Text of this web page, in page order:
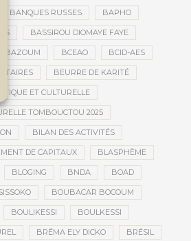
BANQUES RUSSES BAPHO
BASSIROU DIOMAYE FAYE
BAZOUM BCEAO BCID-AES
BEURRE DE KARITÉ
ET CULTURELLE
TOMBOUCTOU 2025
BILAN DES ACTIVITÉS
DE CAPITAUX BLASPHÈME
BLOGING BNDA BOAD
BOUBACAR BOCOUM
BOULIKESSI BOULKESSI
BRÉMA ELY DICKO BRÉSIL